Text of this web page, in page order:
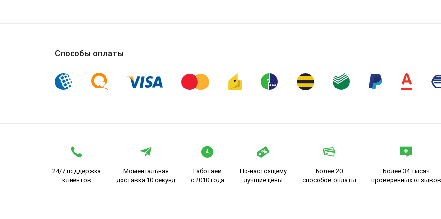
Способы оплаты
24/7 поддержка
клиентов
Моментальная
доставка 10 секунд
Работаем
с 2010 года
По-настоящему
лучшие цены
Более 20
способов оплаты
Более 34 тысяч
проверенных отзывов